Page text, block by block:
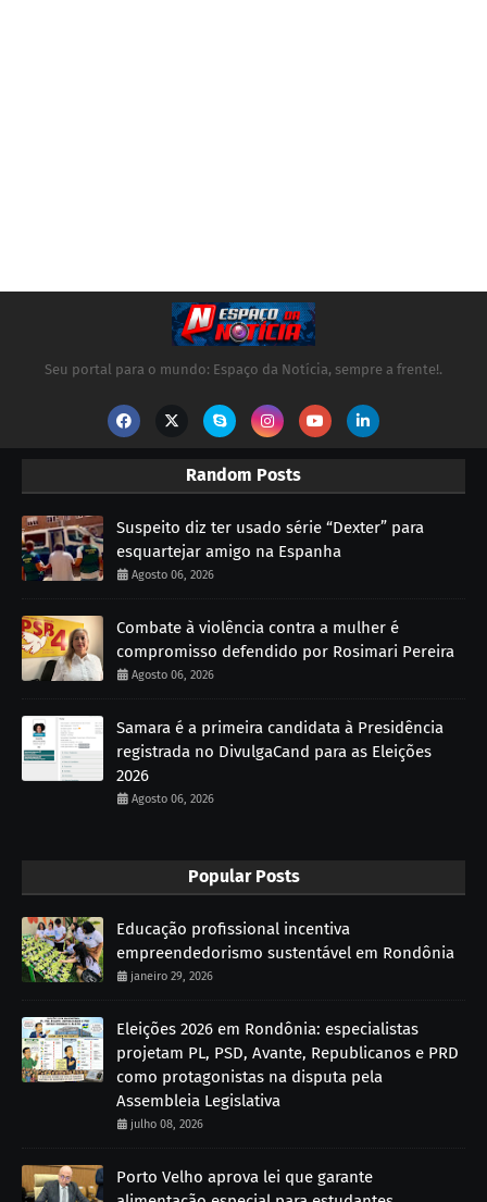
Seu portal para o mundo: Espaço da Notícia, sempre a frente!.
Random Posts
Suspeito diz ter usado série “Dexter” para
esquartejar amigo na Espanha
Agosto 06, 2026
Combate à violência contra a mulher é
compromisso defendido por Rosimari Pereira
Agosto 06, 2026
Samara é a primeira candidata à Presidência
registrada no DivulgaCand para as Eleições
2026
Agosto 06, 2026
Popular Posts
Educação profissional incentiva
empreendedorismo sustentável em Rondônia
janeiro 29, 2026
Eleições 2026 em Rondônia: especialistas
projetam PL, PSD, Avante, Republicanos e PRD
como protagonistas na disputa pela
Assembleia Legislativa
julho 08, 2026
Porto Velho aprova lei que garante